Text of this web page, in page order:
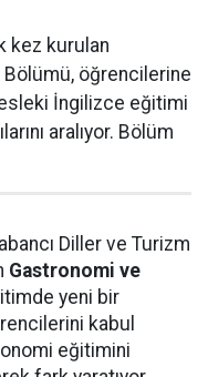
kez kurulan
öğrencilerine
İngilizce eğitimi
aralıyor. Bölüm
Diller ve Turizm
Gastronomi ve
yeni bir
kabul
eğitimini